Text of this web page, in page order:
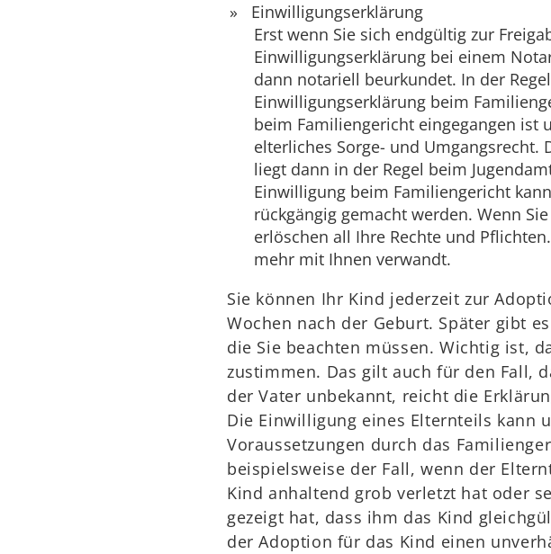
Einwilligungserklärung
Erst wenn Sie sich endgültig zur
Einwilligungserklärung bei einem
dann notariell beurkundet. In der
Einwilligungserklärung beim
beim Familiengericht eingegangen
elterliches Sorge- und Umgangsrecht.
liegt dann in der Regel beim
Einwilligung beim Familiengericht
rückgängig gemacht werden. Wenn
erlöschen all Ihre Rechte und
mehr mit Ihnen verwandt.
Sie können Ihr Kind jederzeit zur
Wochen nach der Geburt. Später gibt
die Sie beachten müssen. Wichtig ist,
zustimmen. Das gilt auch für den Fall,
der Vater unbekannt, reicht die
Die Einwilligung eines Elternteils kann
Voraussetzungen durch das
beispielsweise der Fall, wenn der
Kind anhaltend grob verletzt hat oder
gezeigt hat, dass ihm das Kind
der Adoption für das Kind einen